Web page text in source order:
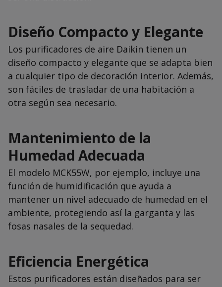
Diseño Compacto y Elegante
Los purificadores de aire Daikin tienen un
diseño compacto y elegante que se adapta bien
a cualquier tipo de decoración interior. Además,
son fáciles de trasladar de una habitación a
otra según sea necesario.
Mantenimiento de la
Humedad Adecuada
El modelo MCK55W, por ejemplo, incluye una
función de humidificación que ayuda a
mantener un nivel adecuado de humedad en el
ambiente, protegiendo así la garganta y las
fosas nasales de la sequedad.
Eficiencia Energética
Estos purificadores están diseñados para ser